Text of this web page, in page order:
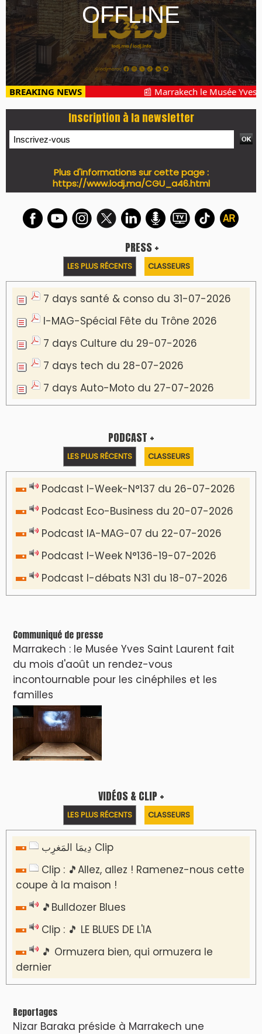
BREAKING NEWS 📰 Marrakech le Musée
Inscription à la newsletter
Plus d'informations sur cette page :
https://www.lodj.ma/CGU_a46.html
PRESS +
LES PLUS RÉCENTS CLASSEURS
7 days santé & conso du 31-07-2026
I-MAG-Spécial Fête du Trône 2026
7 days Culture du 29-07-2026
7 days tech du 28-07-2026
7 days Auto-Moto du 27-07-2026
PODCAST +
LES PLUS RÉCENTS CLASSEURS
Podcast I-Week-N°137 du 26-07-2026
Podcast Eco-Business du 20-07-2026
Podcast IA-MAG-07 du 22-07-2026
Podcast I-Week N°136-19-07-2026
Podcast I-débats N31 du 18-07-2026
Communiqué de presse
Marrakech : le Musée Yves Saint Laurent fait
du mois d'août un rendez-vous
incontournable pour les cinéphiles et les
familles
VIDÉOS & CLIP +
LES PLUS RÉCENTS CLASSEURS
دِيمَا المَغرِب Clip
Clip : 🎵Allez, allez ! Ramenez-nous cette
coupe à la maison !
🎵Bulldozer Blues
Clip : 🎵 LE BLUES DE L'IA
🎵 Ormuzera bien, qui ormuzera le
dernier
Reportages
Nizar Baraka préside à Marrakech une